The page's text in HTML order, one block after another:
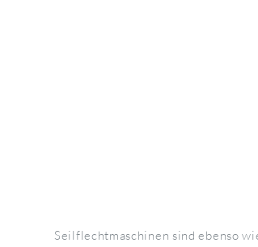
Seilflechtmaschinen sind ebenso